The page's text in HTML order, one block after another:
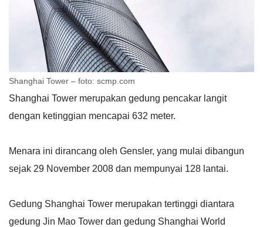
Shanghai Tower – foto: scmp.com
Shanghai Tower merupakan gedung pencakar langit
dengan ketinggian mencapai 632 meter.
Menara ini dirancang oleh Gensler, yang mulai dibangun
sejak 29 November 2008 dan mempunyai 128 lantai.
Gedung Shanghai Tower merupakan tertinggi diantara
gedung Jin Mao Tower dan gedung Shanghai World